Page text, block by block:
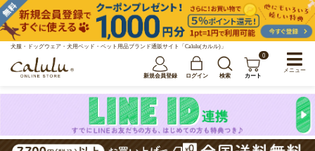
犬服・ドッグウェア・犬用ベッド・ペット用品ブランド通販サイト「Calulu(カルル)」
新規会員登録 ログイン 検索
0
カート
メニュー